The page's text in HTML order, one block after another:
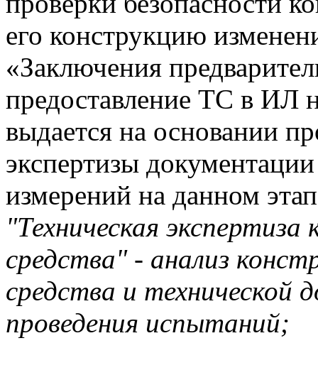
его конструкцию
«Заключения
предоставление ТС в ИЛ
выдается на основании
экспертизы
измерений на данном
"Техническая
средства" - анализ
средства и технической
проведения испытаний;